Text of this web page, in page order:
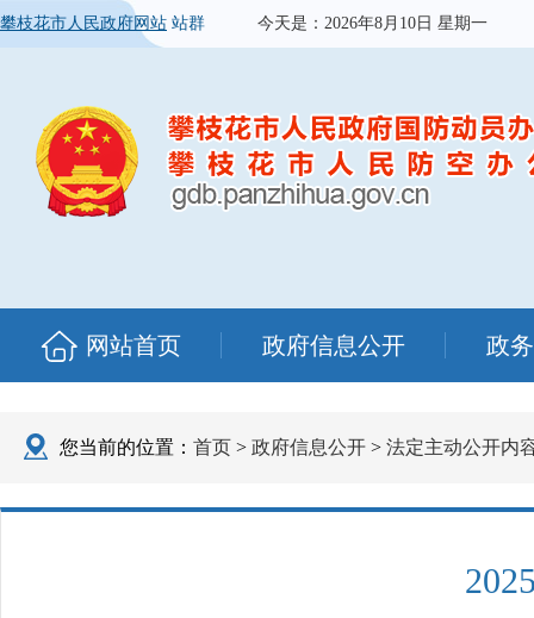
攀枝花市人民政府网站 站群 今天是： 2026年8月10日 星期一
网站首页 政府信息公开 政
您当前的位置： 首页 > 政府信息公开 > 法定主动公开内